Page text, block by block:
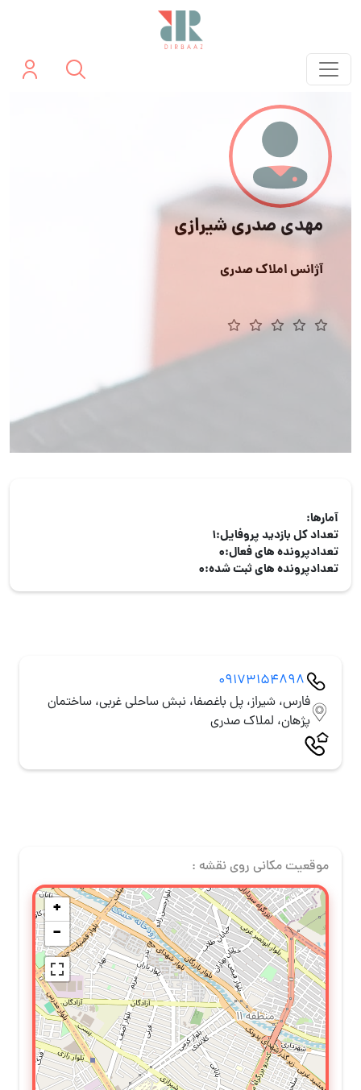
مهدی صدری شیرازی
آژانس املاک صدری
آمارها:
تعداد کل بازدید پروفایل:1
تعدادپرونده های فعال:0
تعدادپرونده های ثبت شده:0
09173154898
فارس، شیراز، پل باغصفا، نبش ساحلی غربی، ساختمان
پژهان، لملاک صدری
موقعیت مکانی روی نقشه :
+
−